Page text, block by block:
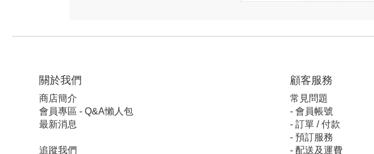
關於我們
商店簡介
會員專區 - Q&A懶人包
最新消息
追蹤我們
顧客服務
常見問題
- 會員帳號
- 訂單 / 付款
- 預訂服務
- 配送及運費